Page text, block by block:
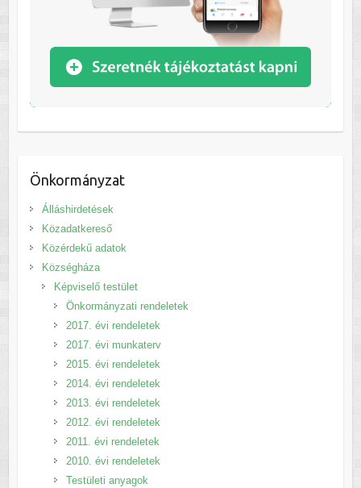
Önkormányzat
Álláshirdetések
Közadatkereső
Közérdekű adatok
Községháza
Képviselő testület
Önkormányzati rendeletek
2017. évi rendeletek
2017. évi munkaterv
2015. évi rendeletek
2014. évi rendeletek
2013. évi rendeletek
2012. évi rendeletek
2011. évi rendeletek
2010. évi rendeletek
Testületi anyagok